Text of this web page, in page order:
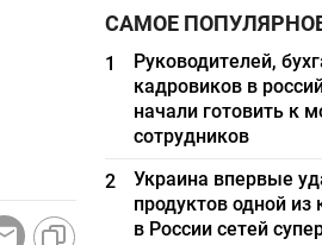
САМОЕ
1
Руководителей,
кадровиков в
начали готовить к
сотрудников
2
Украина впервые
продуктов одной из
в России сетей